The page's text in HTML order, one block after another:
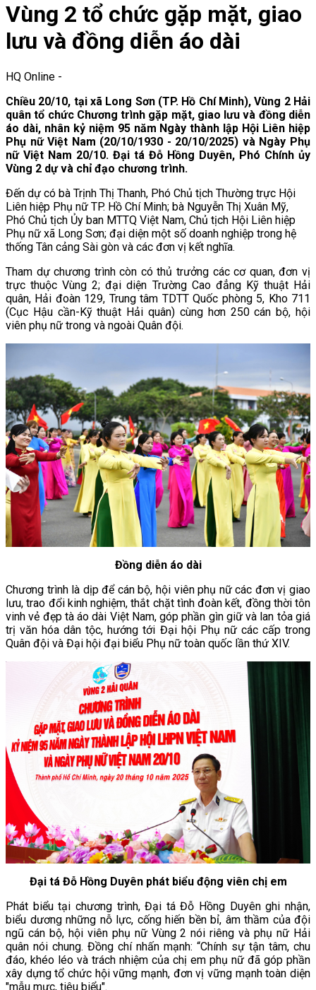
Vùng 2 tổ chức gặp mặt, giao
lưu và đồng diễn áo dài
HQ Online -
Chiều 20/10, tại xã Long Sơn (TP. Hồ Chí Minh), Vùng 2 Hải
quân tổ chức Chương trình gặp mặt, giao lưu và đồng diễn
áo dài, nhân kỷ niệm 95 năm Ngày thành lập Hội Liên hiệp
Phụ nữ Việt Nam (20/10/1930 - 20/10/2025) và Ngày Phụ
nữ Việt Nam 20/10. Đại tá Đỗ Hồng Duyên, Phó Chính ủy
Vùng 2 dự và chỉ đạo chương trình.
Đến dự có bà Trịnh Thị Thanh, Phó Chủ tịch Thường trực Hội
Liên hiệp Phụ nữ TP. Hồ Chí Minh; bà Nguyễn Thị Xuân Mỹ,
Phó Chủ tịch Ủy ban MTTQ Việt Nam, Chủ tịch Hội Liên hiệp
Phụ nữ xã Long Sơn; đại diện một số doanh nghiệp trong hệ
thống Tân cảng Sài gòn và các đơn vị kết nghĩa.
Tham dự chương trình còn có thủ trưởng các cơ quan, đơn vị
trực thuộc Vùng 2; đại diện Trường Cao đẳng Kỹ thuật Hải
quân, Hải đoàn 129, Trung tâm TDTT Quốc phòng 5, Kho 711
(Cục Hậu cần-Kỹ thuật Hải quân) cùng hơn 250 cán bộ, hội
viên phụ nữ trong và ngoài Quân đội.
Đồng diễn áo dài
Chương trình là dịp để cán bộ, hội viên phụ nữ các đơn vị giao
lưu, trao đổi kinh nghiệm, thắt chặt tình đoàn kết, đồng thời tôn
vinh vẻ đẹp tà áo dài Việt Nam, góp phần gìn giữ và lan tỏa giá
trị văn hóa dân tộc, hướng tới Đại hội Phụ nữ các cấp trong
Quân đội và Đại hội đại biểu Phụ nữ toàn quốc lần thứ XIV.
Đại tá Đỗ Hồng Duyên phát biểu động viên chị em
Phát biểu tại chương trình, Đại tá Đỗ Hồng Duyên ghi nhận,
biểu dương những nỗ lực, cống hiến bền bỉ, âm thầm của đội
ngũ cán bộ, hội viên phụ nữ Vùng 2 nói riêng và phụ nữ Hải
quân nói chung. Đồng chí nhấn mạnh: “Chính sự tận tâm, chu
đáo, khéo léo và trách nhiệm của chị em phụ nữ đã góp phần
xây dựng tổ chức hội vững mạnh, đơn vị vững mạnh toàn diện
"mẫu mực, tiêu biểu".